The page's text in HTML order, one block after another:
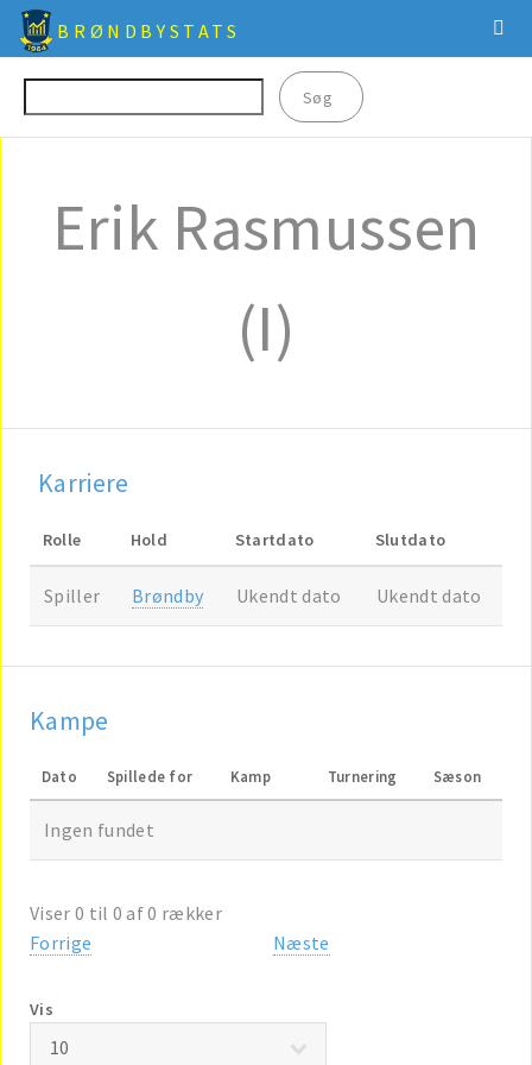
BRØNDBYSTATS
Erik Rasmussen
(I)
Karriere
Rolle Hold Startdato Slutdato
Spiller Brøndby Ukendt dato Ukendt dato
Kampe
Dato Spillede for Kamp Turnering Sæson
Ingen fundet
Viser 0 til 0 af 0 rækker
Forrige
Næste
Vis